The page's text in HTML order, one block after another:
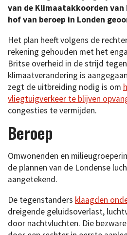
van de Klimaatakkoorden van
hof van beroep in Londen
Het plan heeft volgens de
rekening gehouden met het
Britse overheid in de strijd
klimaatverandering is
zegt de uitbreiding nodig is om
vliegtuigverkeer te blijven
congesties te vermijden.
Beroep
Omwonenden en
de plannen van de Londense
aangetekend.
De tegenstanders klaagden
dreigende geluidsoverlast,
door nachtvluchten. Die